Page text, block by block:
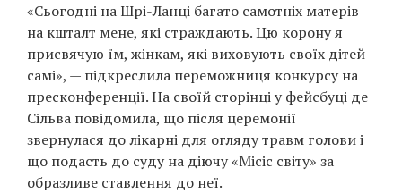
«Сьогодні на Шрі-Ланці багато самотніх матерів
на кшталт мене, які страждають. Цю корону я
присвячую їм, жінкам, які виховують своїх дітей
самі», — підкреслила переможниця конкурсу на
пресконференції. На своїй сторінці у фейсбуці де
Сільва повідомила, що після церемонії
звернулася до лікарні для огляду травм голови і
що подасть до суду на діючу «Місіс світу» за
образливе ставлення до неї.